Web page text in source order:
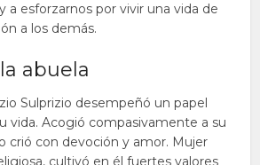
a esforzarnos por vivir una vida de
a los demás.
abuela
Sulprizio desempeñó un papel
vida. Acogió compasivamente a su
crió con devoción y amor. Mujer
cultivó en él fuertes valores